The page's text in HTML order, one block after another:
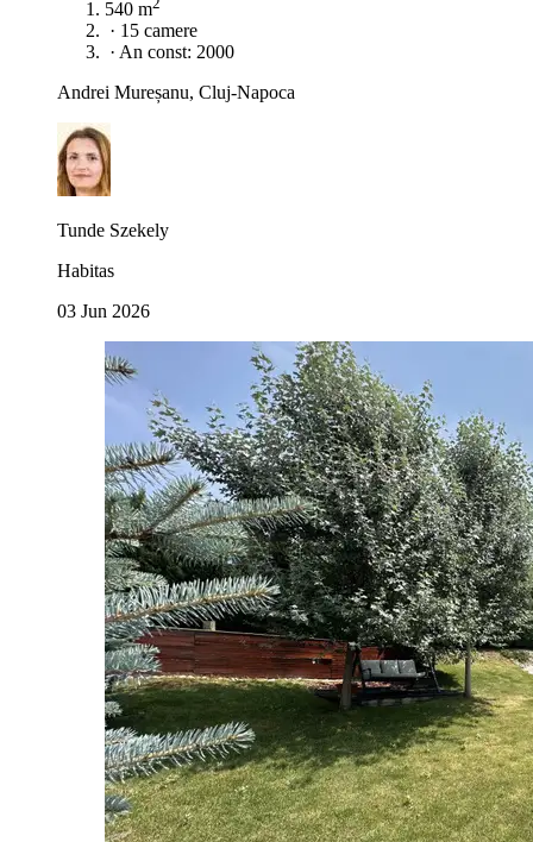
540 m
· 15 camere
· An const: 2000
Andrei Mureșanu, Cluj-Napoca
Tunde Szekely
Habitas
03 Jun 2026